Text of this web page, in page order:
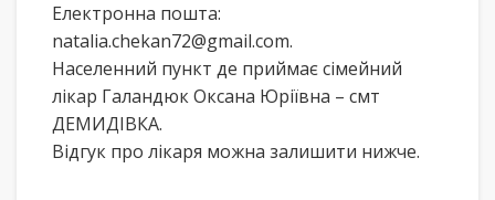
Електронна пошта:
natalia.chekan72@gmail.com.
Населенний пункт де приймає сімейний
лікар Галандюк Оксана Юріївна – смт
ДЕМИДІВКА.
Відгук про лікаря можна залишити нижче.